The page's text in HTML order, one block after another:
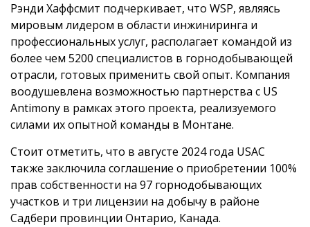
Рэнди Хаффсмит подчеркивает, что WSP, являясь
мировым лидером в области инжиниринга и
профессиональных услуг, располагает командой из
более чем 5200 специалистов в горнодобывающей
отрасли, готовых применить свой опыт. Компания
воодушевлена возможностью партнерства с US
Antimony в рамках этого проекта, реализуемого
силами их опытной команды в Монтане.
Стоит отметить, что в августе 2024 года USAC
также заключила соглашение о приобретении 100%
прав собственности на 97 горнодобывающих
участков и три лицензии на добычу в районе
Садбери провинции Онтарио, Канада.